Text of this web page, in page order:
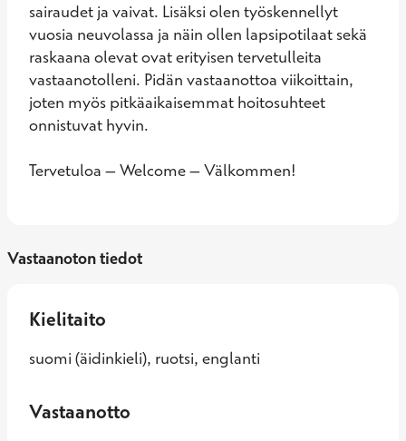
sairaudet ja vaivat. Lisäksi olen työskennellyt
vuosia neuvolassa ja näin ollen lapsipotilaat sekä
raskaana olevat ovat erityisen tervetulleita
vastaanotolleni. Pidän vastaanottoa viikoittain,
joten myös pitkäaikaisemmat hoitosuhteet
onnistuvat hyvin.
Tervetuloa – Welcome – Välkommen!
Vastaanoton tiedot
Kielitaito
suomi (äidinkieli), ruotsi, englanti
Vastaanotto